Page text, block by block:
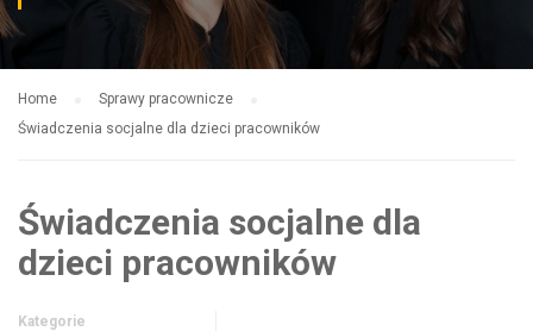
Home
Sprawy pracownicze
Świadczenia socjalne dla dzieci pracowników
Świadczenia socjalne dla
dzieci pracowników
Kategorie